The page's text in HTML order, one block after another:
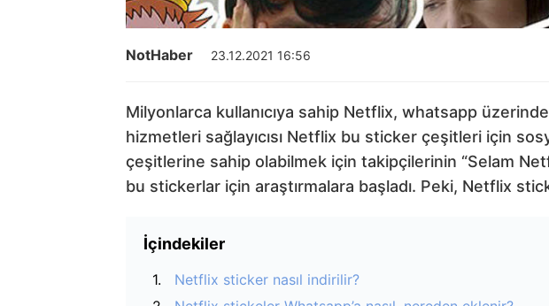
NotHaber 23.12.2021 16:56
Milyonlarca kullanıcıya sahip Netflix, whatsapp
hizmetleri sağlayıcısı Netflix bu sticker çeşitleri için
çeşitlerine sahip olabilmek için takipçilerinin “Selam
bu stickerlar için araştırmalara başladı. Peki, Netflix
İçindekiler
Netflix sticker nasıl indirilir?